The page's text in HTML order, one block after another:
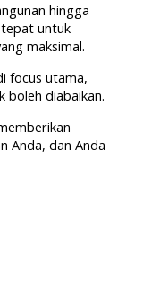
hingga
untuk
maksimal.
focus utama,
boleh diabaikan.
Anda, dan Anda